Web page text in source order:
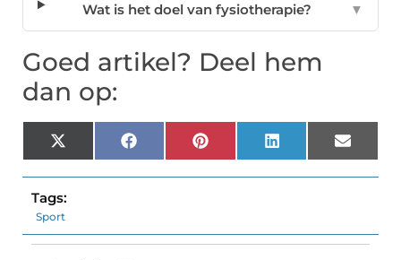
Wat is het doel van fysiotherapie? ▼
Goed artikel? Deel hem
dan op:
X
(Twitter)
FacebookPinterest LinkedIn Email
Tags:
Sport